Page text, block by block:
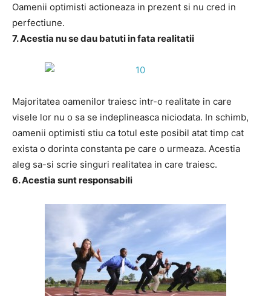
Oamenii optimisti actioneaza in prezent si nu cred in
perfectiune.
7. Acestia nu se dau batuti in fata realitatii
Majoritatea oamenilor traiesc intr-o realitate in care
visele lor nu o sa se indeplineasca niciodata. In schimb,
oamenii optimisti stiu ca totul este posibil atat timp cat
exista o dorinta constanta pe care o urmeaza. Acestia
aleg sa-si scrie singuri realitatea in care traiesc.
6. Acestia sunt responsabili